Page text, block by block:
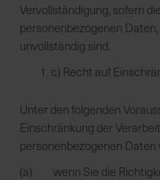
Vervollständigung, sofern
personenbezogenen
unvollständig sind.
c) Recht auf
Unter den folgenden
Einschränkung der
personenbezogenen Daten
(a) wenn Sie die